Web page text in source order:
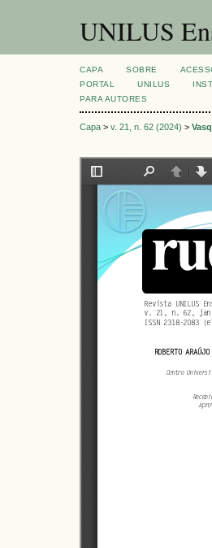
UNILUS
CAPA SOBRE
PORTAL
UNILUS
PARA AUTORES
Capa > v. 21, n. 62 (2024) >